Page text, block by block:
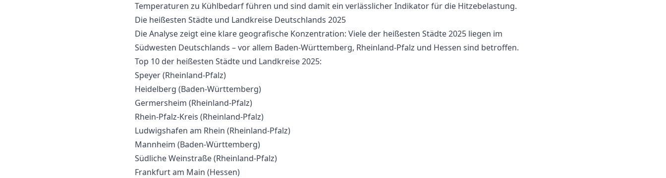
Temperaturen zu Kühlbedarf führen und sind damit ein verlässlicher Indikator für die Hitzebelastung.
Die heißesten Städte und Landkreise Deutschlands 2025
Die Analyse zeigt eine klare geografische Konzentration: Viele der heißesten Städte 2025 liegen im
Südwesten Deutschlands – vor allem Baden-Württemberg, Rheinland-Pfalz und Hessen sind betroffen.
Top 10 der heißesten Städte und Landkreise 2025:
Speyer (Rheinland-Pfalz)
Heidelberg (Baden-Württemberg)
Germersheim (Rheinland-Pfalz)
Rhein-Pfalz-Kreis (Rheinland-Pfalz)
Ludwigshafen am Rhein (Rheinland-Pfalz)
Mannheim (Baden-Württemberg)
Südliche Weinstraße (Rheinland-Pfalz)
Frankfurt am Main (Hessen)